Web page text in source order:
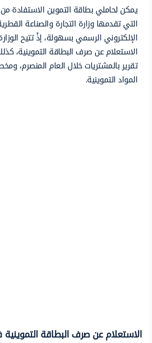
يمكن لحاملي بطاقة التموين الاستفادة
التي تقدمها وزارة التجارة والصناعة
الإلكتروني الرسمي بسهولة، إذْ تتيح
الاستعلام عن صرف البطاقة التموينية،
تقرير بالمشتريات خلال العام المنصرم،
المواد التموينية.
الاستعلام عن صرف البطاقة